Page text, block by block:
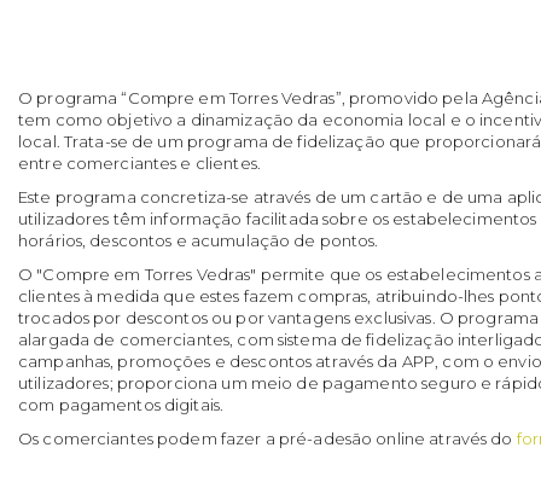
O programa “Compre em Torres Vedras”, promovido pela
tem como objetivo a dinamização da economia local e o
local. Trata-se de um programa de fidelização que
entre comerciantes e clientes.
Este programa concretiza-se através de um cartão e de uma
utilizadores têm informação facilitada sobre os
horários, descontos e acumulação de pontos.
O "Compre em Torres Vedras" permite que os estabelecimentos
clientes à medida que estes fazem compras, atribuindo-lhes
trocados por descontos ou por vantagens exclusivas. O
alargada de comerciantes, com sistema de fidelização
campanhas, promoções e descontos através da APP, com o
utilizadores; proporciona um meio de pagamento seguro e
com pagamentos digitais.
Os comerciantes podem fazer a pré-adesão online através do